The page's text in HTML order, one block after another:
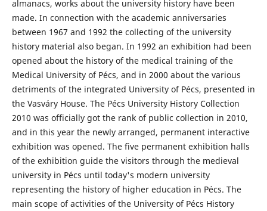
almanacs, works about the university history have been
made. In connection with the academic anniversaries
between 1967 and 1992 the collecting of the university
history material also began. In 1992 an exhibition had been
opened about the history of the medical training of the
Medical University of Pécs, and in 2000 about the various
detriments of the integrated University of Pécs, presented in
the Vasváry House. The Pécs University History Collection
2010 was officially got the rank of public collection in 2010,
and in this year the newly arranged, permanent interactive
exhibition was opened. The five permanent exhibition halls
of the exhibition guide the visitors through the medieval
university in Pécs until today's modern university
representing the history of higher education in Pécs. The
main scope of activities of the University of Pécs History